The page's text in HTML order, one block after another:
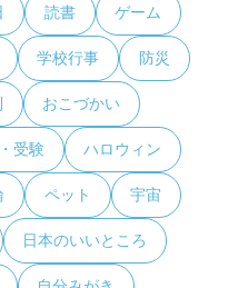
読書 ゲーム
学校行事 防災
おこづかい
受験 ハロウィン
ペット 宇宙
日本のいいところ